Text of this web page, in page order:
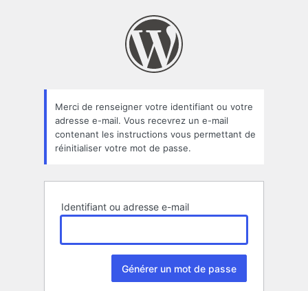
oublié
Merci de renseigner votre identifiant ou votre
adresse e-mail. Vous recevrez un e-mail
contenant les instructions vous permettant de
réinitialiser votre mot de passe.
Identifiant ou adresse e-mail